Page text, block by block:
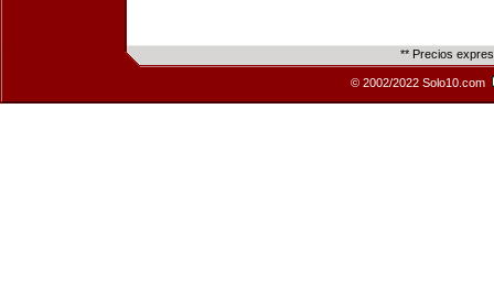
** Precios
© 2002/2022 Solo10.com